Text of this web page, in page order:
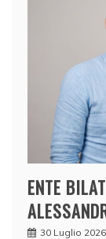
ENTE
30 Luglio 2026